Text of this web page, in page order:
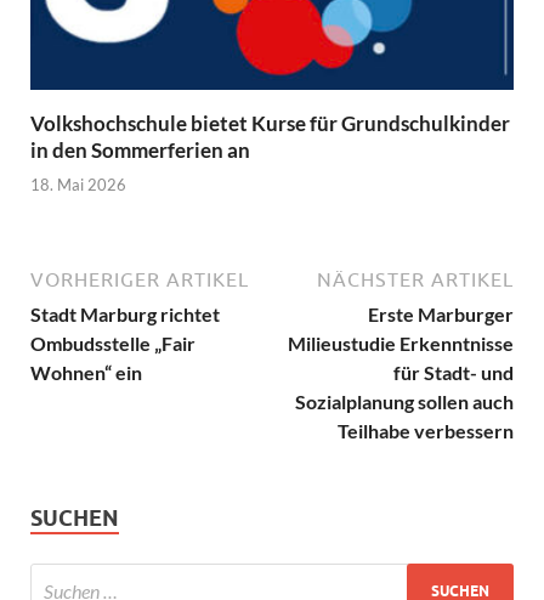
Volkshochschule bietet Kurse für Grundschulkinder
in den Sommerferien an
18. Mai 2026
VORHERIGER ARTIKEL
Stadt Marburg richtet
Ombudsstelle „Fair
Wohnen“ ein
NÄCHSTER ARTIKEL
Erste Marburger
Milieustudie Erkenntnisse
für Stadt- und
Sozialplanung sollen auch
Teilhabe verbessern
SUCHEN